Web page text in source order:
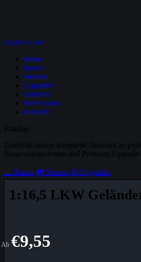
€0,00 0 Cart
Home
Bauen
Steuern
Upgraden
Tutorials
Mein Konto
Kontakt
Katalog
Entdecke unsere komplette Auswahl an
Steuerungssystemen und Premium Upgrade-
📐 Bauen 🎮 Steuern ⚙️ Upgraden
1:16,5 LKW
Ab €9,55